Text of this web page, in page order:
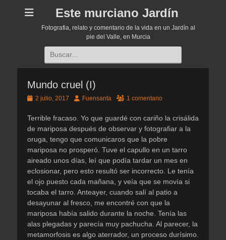
Este murciano Jardín
Fotografia, relato y comentario de la vida en un Jardín al
pie del Valle, en Murcia
Buscar:
Mundo cruel (I)
Publicado
2 julio, 2017 AutorFuensanta 1 comentario
Terrible fracaso. Yo que guardé con cariño la crisálida
de mariposa después de observar y fotografiar a la
oruga, tengo que comunicaros que la pobre
mariposa no prosperó. Tuve el capullo en un tarro
aireado unos días, leí que podía tardar un mes en
eclosionar, pero esto resultó ser incorrecto. Le tenía
el ojo puesto cada mañana, y veía que se movía si
tocaba el tarro. Anteayer, cuando salí al patio a
desayunar al fresco, me encontré con que la
mariposa había salido durante la noche. Tenía las
alas plegadas y parecía muy pachucha. Al parecer, la
metamorfosis es algo aterrador, un proceso durísimo.